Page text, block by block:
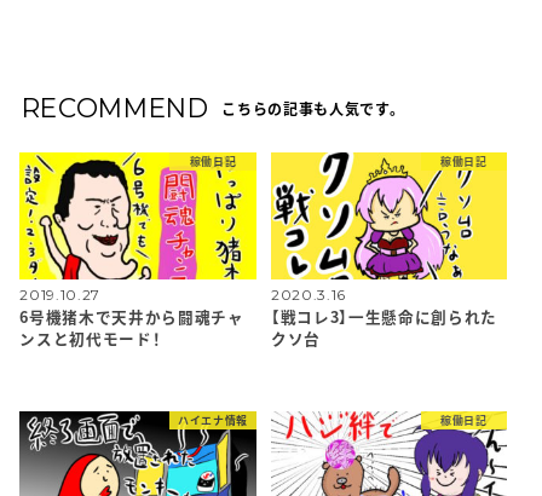
RECOMMEND こちらの記事も人気です。
稼働日記
2019.10.27
6号機猪木で天井から闘魂チャ
ンスと初代モード！
稼働日記
2020.3.16
【戦コレ3】一生懸命に創られた
クソ台
ハイエナ情報 稼働日記